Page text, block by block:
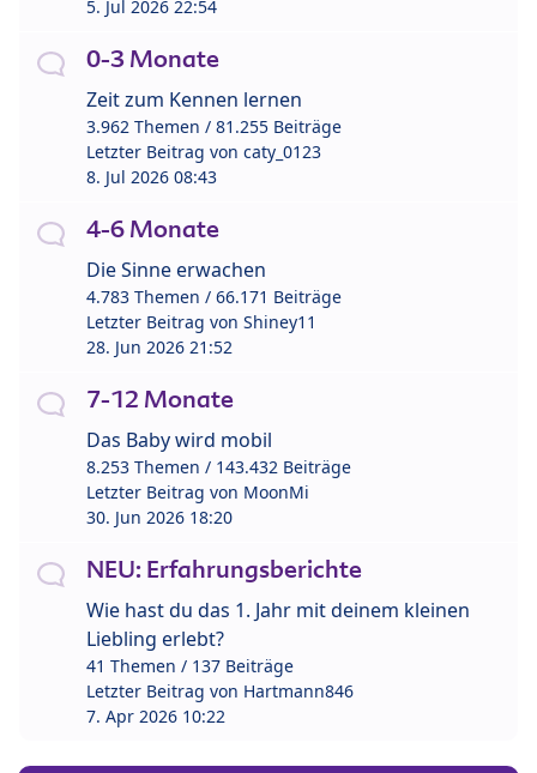
5. Jul 2026 22:54
0-3 Monate
Zeit zum Kennen lernen
3.962 Themen / 81.255 Beiträge
Letzter Beitrag von caty_0123
8. Jul 2026 08:43
4-6 Monate
Die Sinne erwachen
4.783 Themen / 66.171 Beiträge
Letzter Beitrag von Shiney11
28. Jun 2026 21:52
7-12 Monate
Das Baby wird mobil
8.253 Themen / 143.432 Beiträge
Letzter Beitrag von MoonMi
30. Jun 2026 18:20
NEU: Erfahrungsberichte
Wie hast du das 1. Jahr mit deinem kleinen
Liebling erlebt?
41 Themen / 137 Beiträge
Letzter Beitrag von Hartmann846
7. Apr 2026 10:22